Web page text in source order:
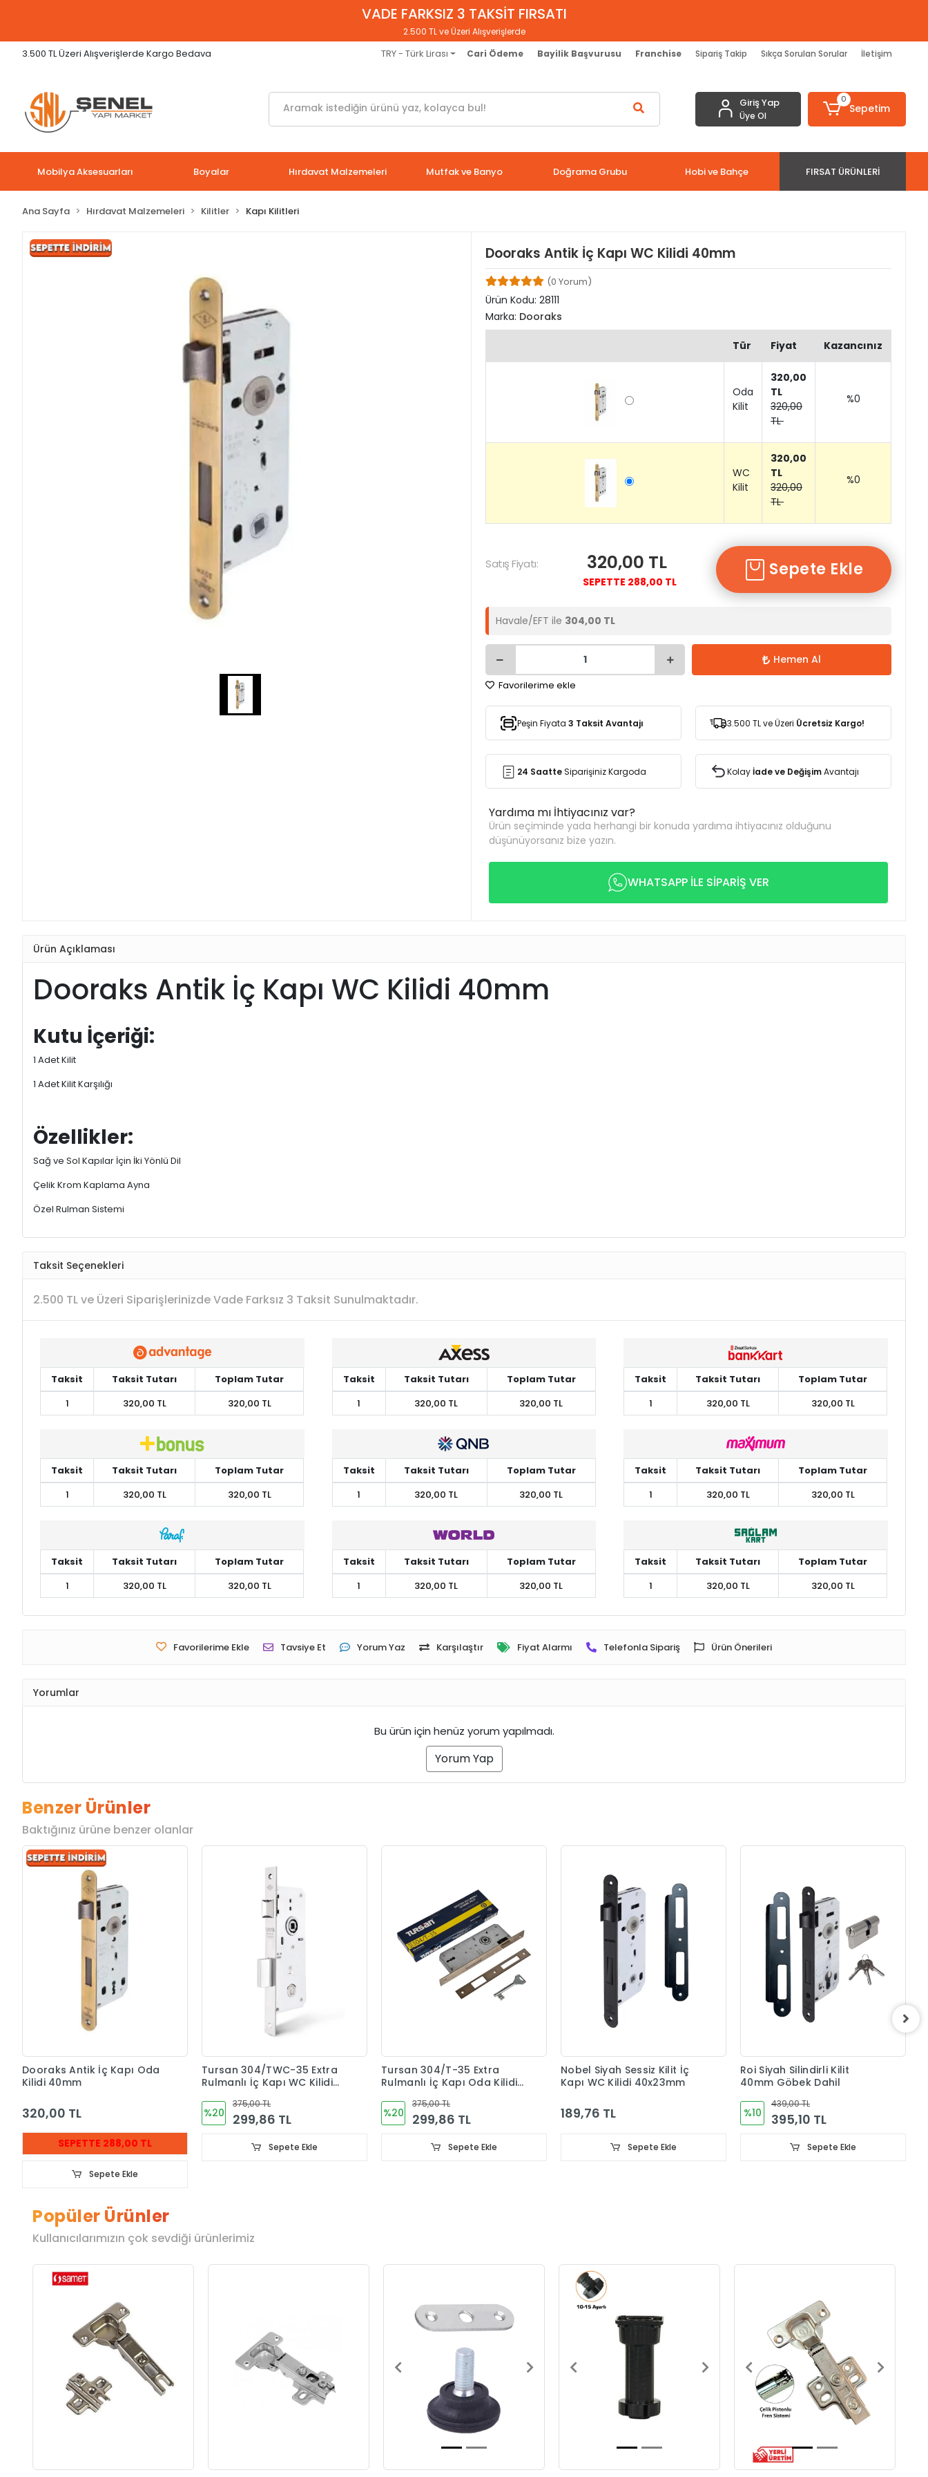
VADE FARKSIZ 3 TAKSİT FIRSATI
2.500 TL ve Üzeri Alışverişlerde
3.500 TL Üzeri Alışverişlerde Kargo Bedava TRY - Türk Lirası Cari Ödeme Bayilik Başvurusu Franchise Sipariş Takip Sıkça Sorulan Sorular İletişim
Giriş Yap
Üye Ol
0
Sepetim
Mobilya Aksesuarları Boyalar Hırdavat Malzemeleri Mutfak ve Banyo Doğrama Grubu Hobi ve Bahçe FIRSAT ÜRÜNLERI
Ana Sayfa Hırdavat Malzemeleri Kilitler Kapı Kilitleri
Dooraks Antik İç Kapı WC Kilidi 40mm
(0 Yorum)
Ürün Kodu: 28111
Marka: Dooraks
Tür Fiyat Kazancınız
Oda
Kilit
320,00
TL
320,00
TL
%0
WC
Kilit
320,00
TL
320,00
TL
%0
Satış Fiyatı: 320,00 TL
SEPETTE 288,00 TL
Sepete Ekle
Havale/EFT ile 304,00 TL
Hemen Al
Favorilerime ekle
Peşin Fiyata 3 Taksit Avantajı 3.500 TL ve Üzeri Ücretsiz Kargo!
24 SaatteSiparişiniz Kargoda Kolayİade ve DeğişimAvantajı
Yardıma mı İhtiyacınız var?
Ürün seçiminde yada herhangi bir konuda yardıma ihtiyacınız olduğunu
düşünüyorsanız bize yazın.
WHATSAPP İLE SİPARİŞ VER
Ürün Açıklaması
Dooraks Antik İç Kapı WC Kilidi 40mm
Kutu İçeriği:
1 Adet Kilit
1 Adet Kilit Karşılığı
Özellikler:
Sağ ve Sol Kapılar İçin İki Yönlü Dil
Çelik Krom Kaplama Ayna
Özel Rulman Sistemi
Taksit Seçenekleri
2.500 TL ve Üzeri Siparişlerinizde Vade Farksız 3 Taksit Sunulmaktadır.
Taksit Taksit Tutarı
Toplam Tutar
1
320,00 TL 320,00 TL
Taksit Taksit Tutarı
Toplam Tutar
1
320,00 TL 320,00 TL
Taksit Taksit Tutarı
Toplam Tutar
1
320,00 TL 320,00 TL
Taksit Taksit Tutarı
Toplam Tutar
1
320,00 TL 320,00 TL
Taksit Taksit Tutarı
Toplam Tutar
1
320,00 TL 320,00 TL
Taksit Taksit Tutarı
Toplam Tutar
1
320,00 TL 320,00 TL
Taksit Taksit Tutarı
Toplam Tutar
1
320,00 TL 320,00 TL
Taksit Taksit Tutarı
Toplam Tutar
1
320,00 TL 320,00 TL
Taksit Taksit Tutarı
Toplam Tutar
1
320,00 TL 320,00 TL
Favorilerime Ekle Tavsiye Et Yorum Yaz Karşılaştır Fiyat Alarmı Telefonla Sipariş Ürün Önerileri
Yorumlar
Bu ürün için henüz yorum yapılmadı.
Yorum Yap
Benzer Ürünler
Baktığınız ürüne benzer olanlar
Dooraks Antik İç Kapı Oda
Kilidi 40mm
320,00 TL
SEPETTE 288,00 TL
Sepete Ekle
Tursan 304/TWC-35 Extra
Rulmanlı İç Kapı WC Kilidi
%20
375,00 TL
299,86 TL
Sepete Ekle
Tursan 304/T-35 Extra
Rulmanlı İç Kapı Oda Kilidi
%20
375,00 TL
299,86 TL
Sepete Ekle
Nobel Siyah Sessiz Kilit İç
Kapı WC Kilidi 40x23mm
189,76 TL
Sepete Ekle
Roi Siyah Silindirli Kilit
40mm Göbek Dahil
%10
439,00 TL
395,10 TL
Sepete Ekle
Popüler Ürünler
Kullanıcılarımızın çok sevdiği ürünlerimiz